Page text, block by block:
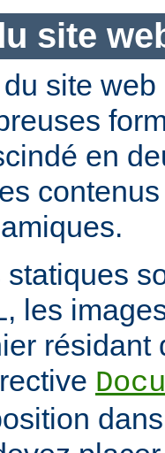
site
site
en
les
résidant